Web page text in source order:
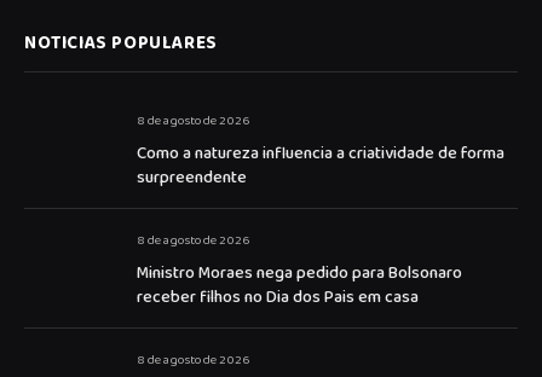
NOTICIAS POPULARES
8 de agosto de 2026
Como a natureza influencia a criatividade de forma
surpreendente
8 de agosto de 2026
Ministro Moraes nega pedido para Bolsonaro
receber filhos no Dia dos Pais em casa
8 de agosto de 2026